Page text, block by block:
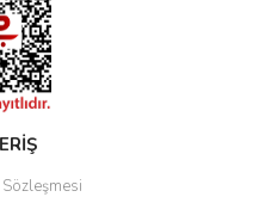
Sözleşmesi